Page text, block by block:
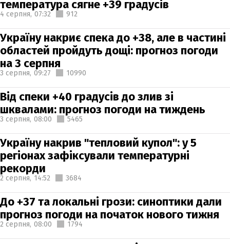
температура сягне +39 градусів
4 серпня, 07:32 912
Україну накриє спека до +38, але в частині
областей пройдуть дощі: прогноз погоди
на 3 серпня
3 серпня, 09:27 10990
Від спеки +40 градусів до злив зі
шквалами: прогноз погоди на тиждень
3 серпня, 08:00 5465
Україну накрив "тепловий купол": у 5
регіонах зафіксували температурні
рекорди
2 серпня, 14:52 3684
До +37 та локальні грози: синоптики дали
прогноз погоди на початок нового тижня
2 серпня, 08:00 1794